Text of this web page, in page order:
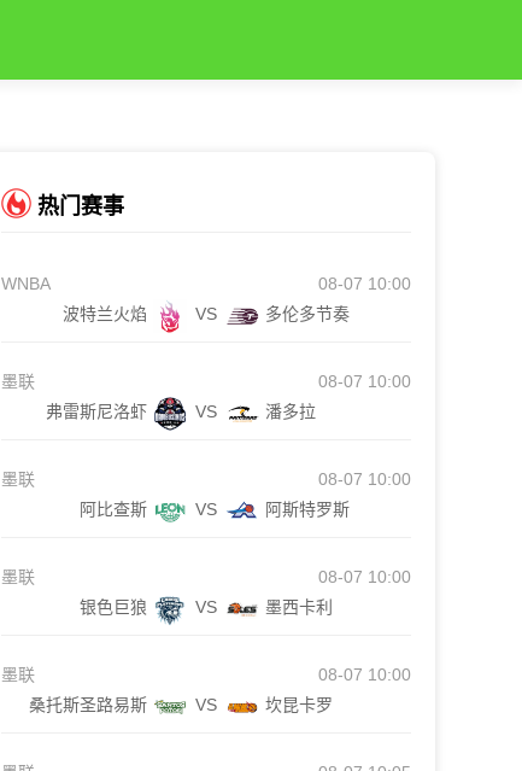
热门赛事
WNBA
08-07 10:00
波特兰火焰
VS 多伦多节奏
墨联
08-07 10:00
弗雷斯尼洛虾
VS 潘多拉
墨联
08-07 10:00
阿比查斯
VS 阿斯特罗斯
墨联
08-07 10:00
银色巨狼
VS 墨西卡利
墨联
08-07 10:00
桑托斯圣路易斯
VS 坎昆卡罗